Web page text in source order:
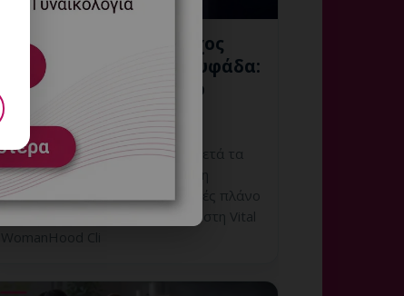
Ολοκληρωμένος Έλεγχος
HPV μετά τα 40 στη Γλυφάδα:
Πρόληψη και Follow-up
7 Αυγούστου, 2026
Ολοκληρωμένος Έλεγχος HPV μετά τα
40 στη Γλυφάδα: εξατομικευμένη
γυναικολογική αξιολόγηση, σαφές πλάνο
παρακολούθησης και ραντεβού στη Vital
WomanHood Cli